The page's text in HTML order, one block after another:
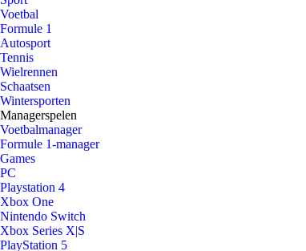
Voetbal
Formule 1
Autosport
Tennis
Wielrennen
Schaatsen
Wintersporten
Managerspelen
Voetbalmanager
Formule 1-manager
Games
PC
Playstation 4
Xbox One
Nintendo Switch
Xbox Series X|S
PlayStation 5